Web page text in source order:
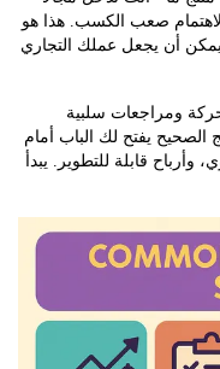
صعب الكسب. هذا هو
يجعل عملك التجاري
سلبية
لك الباب أمام
للتطوير. يبدأ